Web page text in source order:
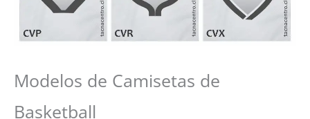
Modelos de Camisetas de
Basketball